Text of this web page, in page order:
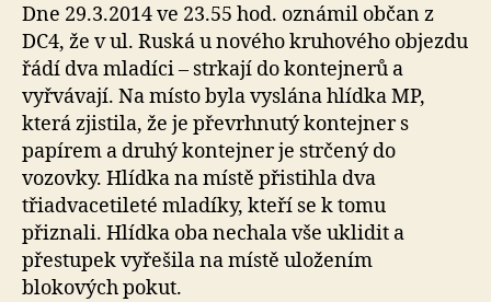
Dne 29.3.2014 ve 23.55 hod. oznámil občan z
DC4, že v ul. Ruská u nového kruhového objezdu
řádí dva mladíci – strkají do kontejnerů a
vyřvávají. Na místo byla vyslána hlídka MP,
která zjistila, že je převrhnutý kontejner s
papírem a druhý kontejner je strčený do
vozovky. Hlídka na místě přistihla dva
třiadvacetileté mladíky, kteří se k tomu
přiznali. Hlídka oba nechala vše uklidit a
přestupek vyřešila na místě uložením
blokových pokut.